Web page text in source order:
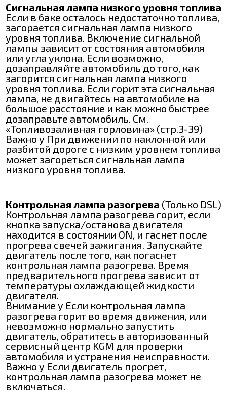
Сигнальная лампа низкого уровня топлива
Если в баке осталось недостаточно топлива,
загорается сигнальная лампа низкого
уровня топлива. Включение сигнальной
лампы зависит от состояния автомобиля
или угла уклона. Если возможно,
дозаправляйте автомобиль до того, как
загорится сигнальная лампа низкого
уровня топлива. Если горит эта сигнальная
лампа, не двигайтесь на автомобиле на
большое расстояние и как можно быстрее
дозаправьте автомобиль. См.
«Топливозаливная горловина» (стр.3-39)
Важно y При движении по наклонной или
разбитой дороге с низким уровнем топлива
может загореться сигнальная лампа
низкого уровня топлива.
Контрольная лампа разогрева (Только DSL)
Контрольная лампа разогрева горит, если
кнопка запуска/останова двигателя
находится в состоянии ON, и гаснет после
прогрева свечей зажигания. Запускайте
двигатель после того, как погаснет
контрольная лампа разогрева. Время
предварительного прогрева зависит от
температуры охлаждающей жидкости
двигателя.
Внимание y Если контрольная лампа
разогрева горит во время движения, или
невозможно нормально запустить
двигатель, обратитесь в авторизованный
сервисный центр KGM для проверки
автомобиля и устранения неисправности.
Важно y Если двигатель прогрет,
контрольная лампа разогрева может не
включаться.